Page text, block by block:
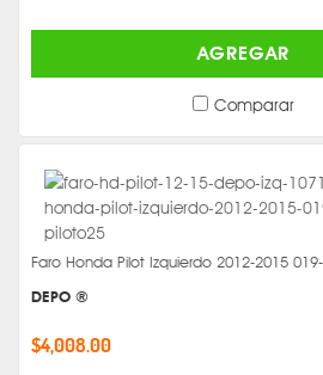
AGREGAR
Comparar
Faro Honda Pilot Izquierdo 2012-2015
DEPO ®
$4,008.00